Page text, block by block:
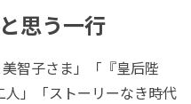
思う一行
智子さま」「『皇后陛
」「ストーリーなき時代